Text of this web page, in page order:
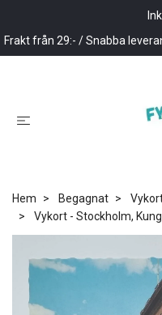
Frakt från 29:- / Snabba
Hem Begagnat
Vykort - Stockholm,